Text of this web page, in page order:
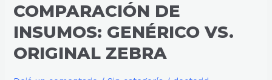
COMPARACIÓN DE
INSUMOS: GENÉRICO VS.
ORIGINAL ZEBRA